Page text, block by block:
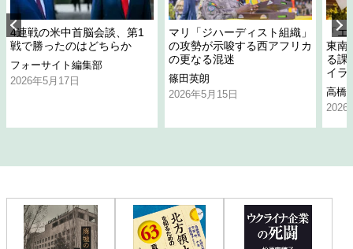
4連戦の米中首脳会談、第1
戦で勝ったのはどちらか
フォーサイト編集部
2026年5月17日
マリ「ジハーディスト組織」
の攻勢が示唆する西アフリカ
の更なる混迷
篠田英朗
2026年5月15日
「
東南
る課
イラ
高橋
2026